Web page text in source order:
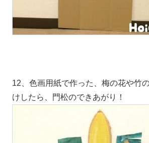
12、色画用紙で作った、梅の花や竹
けしたら、門松のできあがり！